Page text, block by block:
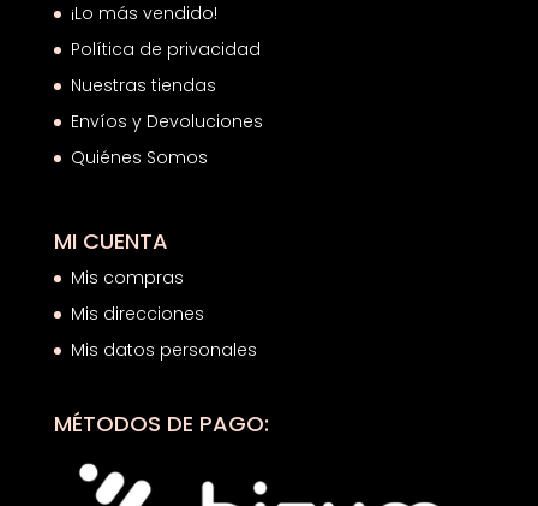
¡Lo más vendido!
Política de privacidad
Nuestras tiendas
Envíos y Devoluciones
Quiénes Somos
MI CUENTA
Mis compras
Mis direcciones
Mis datos personales
MÉTODOS DE PAGO: